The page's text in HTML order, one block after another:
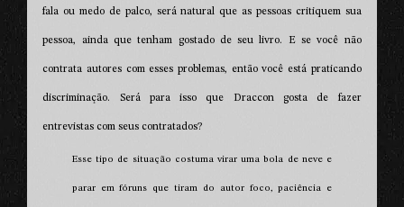
fala ou medo de palco, será natural que as pessoas critiquem sua
pessoa, ainda que tenham gostado de seu livro. E se você não
contrata autores com esses problemas, então você está praticando
discriminação. Será para isso que Draccon gosta de fazer
entrevistas com seus contratados?
Esse tipo de situação costuma virar uma bola de neve e
parar em fóruns que tiram do autor foco, paciência e